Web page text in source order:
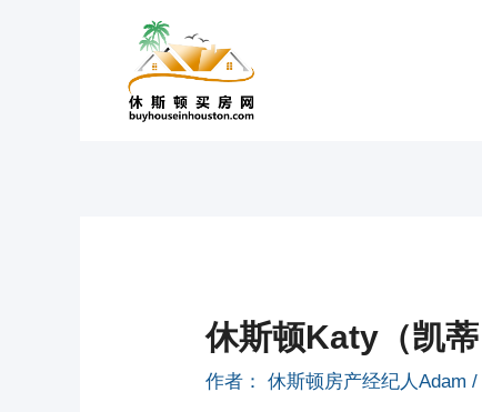
休斯顿Katy（凯
作者： 休斯顿房产经纪人Adam